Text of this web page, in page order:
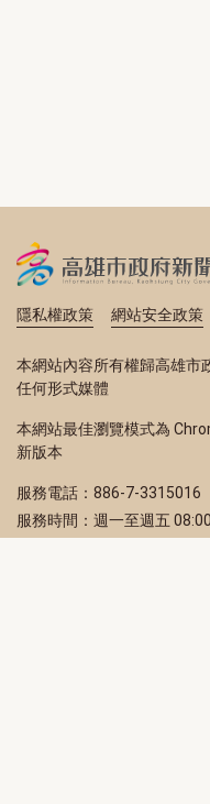
隱私權政策 網站安全政策
本網站內容所有權歸高雄市
任何形式媒體
本網站最佳瀏覽模式為
新版本
服務電話：886-7-3315016
服務時間：週一至週五